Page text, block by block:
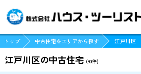
トップ 中古住宅をエリアから探す 江戸川区
江戸川区の中古住宅 (90件)